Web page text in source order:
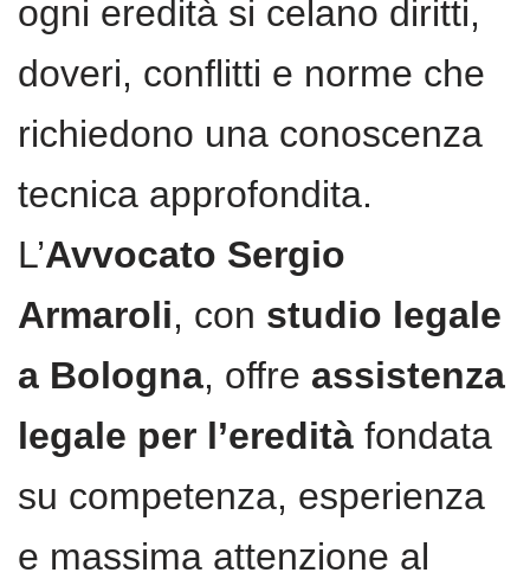
ogni eredità si celano diritti,
doveri, conflitti e norme che
richiedono una conoscenza
tecnica approfondita.
L’Avvocato Sergio
Armaroli, con studio legale
a Bologna, offre assistenza
legale per l’eredità fondata
su competenza, esperienza
e massima attenzione al